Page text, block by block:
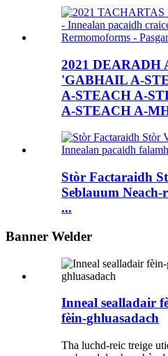
2021 DEARADH
'GABHAIL A-
A-STEACH A-
A-STEACH A-
Stòr Factaraidh
Seblauum
...
Banner Welder
Inneal sealladair
fèin-ghluasadach
Tha luchd-reic treige